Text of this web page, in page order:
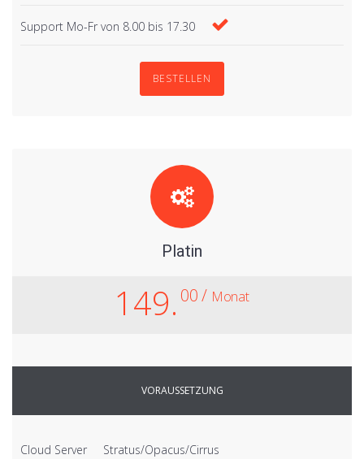
Support Mo-Fr von 8.00 bis 17.30
BESTELLEN
Platin
149. 00 / Monat
VORAUSSETZUNG
Cloud Server Stratus/Opacus/Cirrus